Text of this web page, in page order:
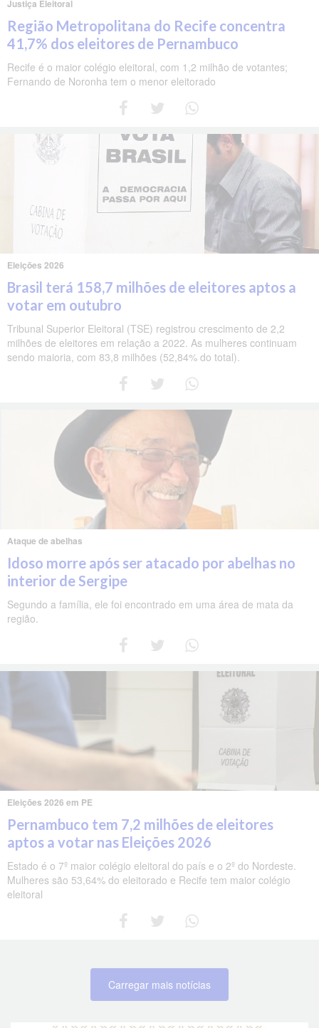
Justiça Eleitoral
Região Metropolitana do Recife concentra
41,7% dos eleitores de Pernambuco
Recife é o maior colégio eleitoral, com 1,2 milhão de votantes;
Fernando de Noronha tem o menor eleitorado
Eleições 2026
Brasil terá 158,7 milhões de eleitores aptos a
votar em outubro
Tribunal Superior Eleitoral (TSE) registrou crescimento de 2,2
milhões de eleitores em relação a 2022. As mulheres continuam
sendo maioria, com 83,8 milhões (52,84% do total).
Ataque de abelhas
Idoso morre após ser atacado por abelhas no
interior de Sergipe
Segundo a família, ele foi encontrado em uma área de mata da
região.
Eleições 2026 em PE
Pernambuco tem 7,2 milhões de eleitores
aptos a votar nas Eleições 2026
Estado é o 7º maior colégio eleitoral do país e o 2º do Nordeste.
Mulheres são 53,64% do eleitorado e Recife tem maior colégio
eleitoral
Carregar mais notícias